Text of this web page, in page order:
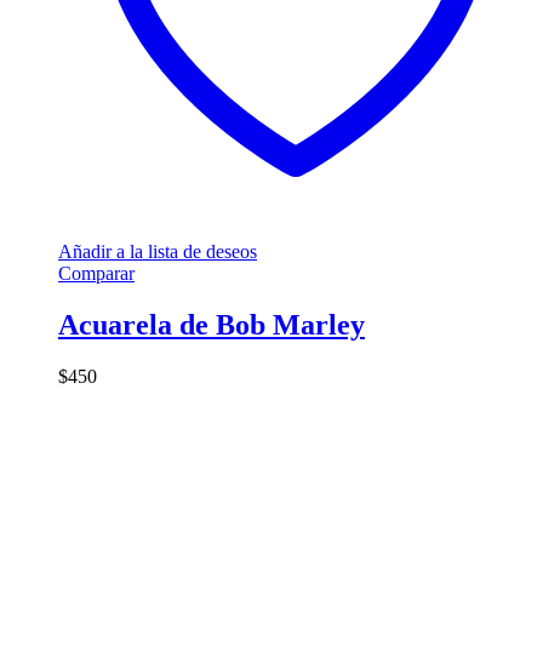
Añadir a la lista de deseos
Comparar
Acuarela de Bob Marley
$450